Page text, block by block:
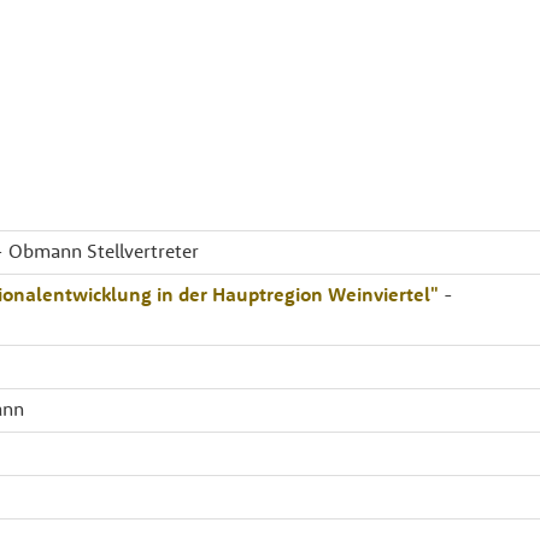
Obmann Stellvertreter
in der Hauptregion Weinviertel" -